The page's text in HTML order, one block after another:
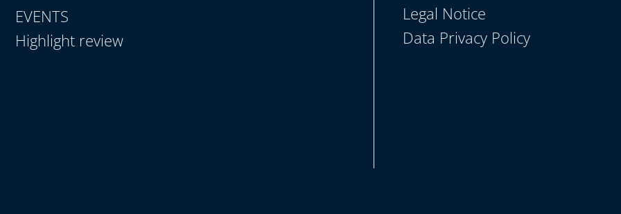
EVENTS
Highlight review
Legal Notice
Data Privacy Policy